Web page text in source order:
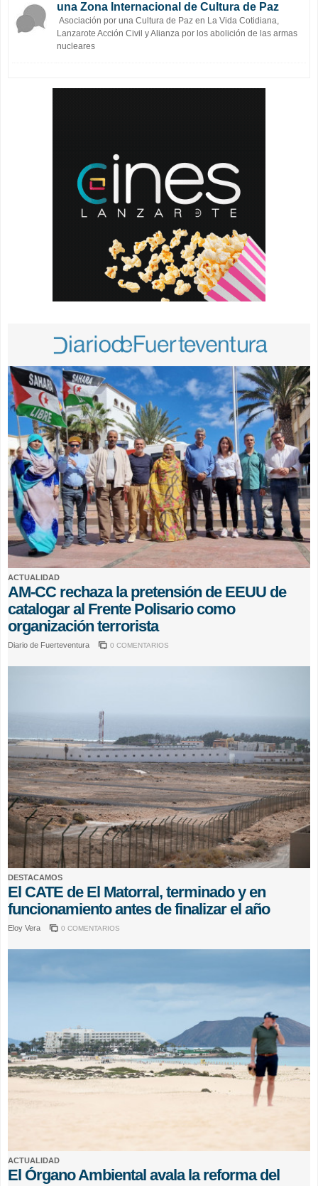
una Zona Internacional de Cultura de Paz
Asociación por una Cultura de Paz en La Vida Cotidiana,
Lanzarote Acción Civil y Alianza por los abolición de las armas
nucleares
ACTUALIDAD
AM-CC rechaza la pretensión de EEUU de
catalogar al Frente Polisario como
organización terrorista
Diario de Fuerteventura 0 COMENTARIOS
DESTACAMOS
El CATE de El Matorral, terminado y en
funcionamiento antes de finalizar el año
Eloy Vera 0 COMENTARIOS
ACTUALIDAD
El Órgano Ambiental avala la reforma del